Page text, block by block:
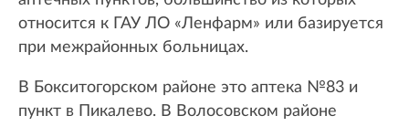
относится к ГАУ ЛО «Ленфарм» или базируется
при межрайонных больницах.
В Бокситогорском районе это аптека №83 и
пункт в Пикалево. В Волосовском районе